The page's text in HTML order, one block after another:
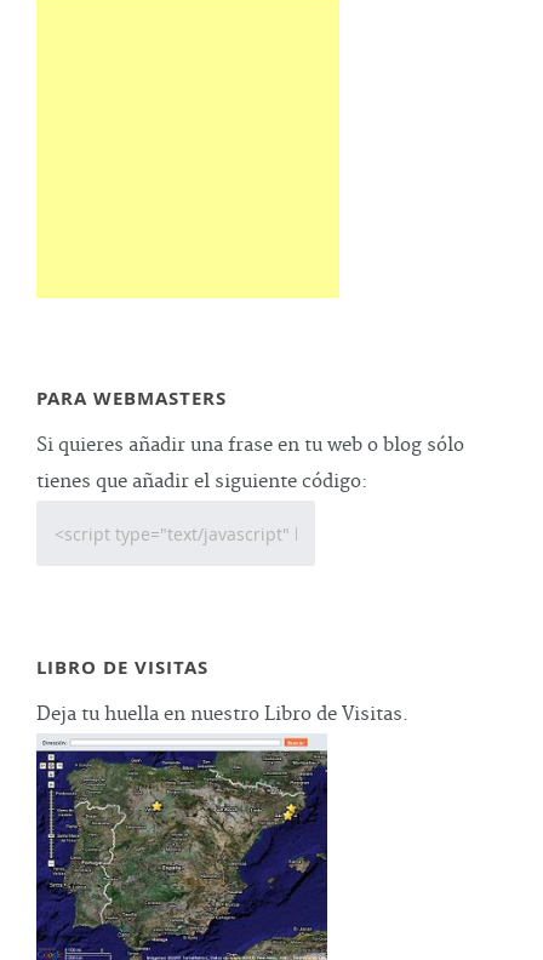
PARA WEBMASTERS
Si quieres añadir una frase en tu web o blog sólo
tienes que añadir el siguiente código:
LIBRO DE VISITAS
Deja tu huella en nuestro Libro de Visitas.